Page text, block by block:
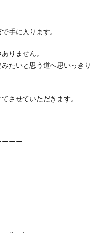
手に入ります。
りません。
たいと思う道へ思いっきり
させていただきます。
ーー